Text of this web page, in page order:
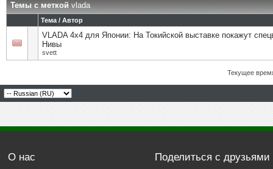
Темы с меткойvlada
Тема / Автор
VLADA 4х4 для Японии: На Токийской выставке покажут
Нивы
svett
Текущее
О нас Поделиться с друзьями